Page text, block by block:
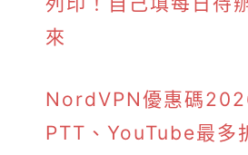
來
NordVPN優惠碼
PTT、YouTube最多